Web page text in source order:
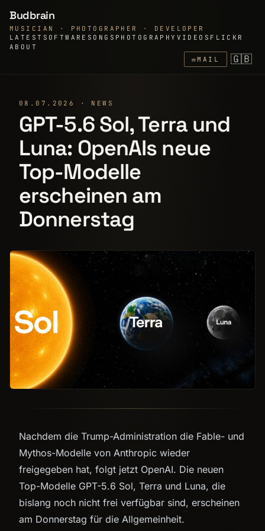
Budbrain
MUSICIAN · PHOTOGRAPHER · DEVELOPER
LATEST SOFTWARE SONGS PHOTOGRAPHY VIDEOS FLICKR
ABOUT
✉MAIL 🇬🇧
08.07.2026 · NEWS
GPT-5.6 Sol, Terra und
Luna: OpenAIs neue
Top-Modelle
erscheinen am
Donnerstag
Nachdem die Trump-Administration die Fable- und
Mythos-Modelle von Anthropic wieder
freigegeben hat, folgt jetzt OpenAI. Die neuen
Top-Modelle GPT-5.6 Sol, Terra und Luna, die
bislang noch nicht frei verfügbar sind, erscheinen
am Donnerstag für die Allgemeinheit.